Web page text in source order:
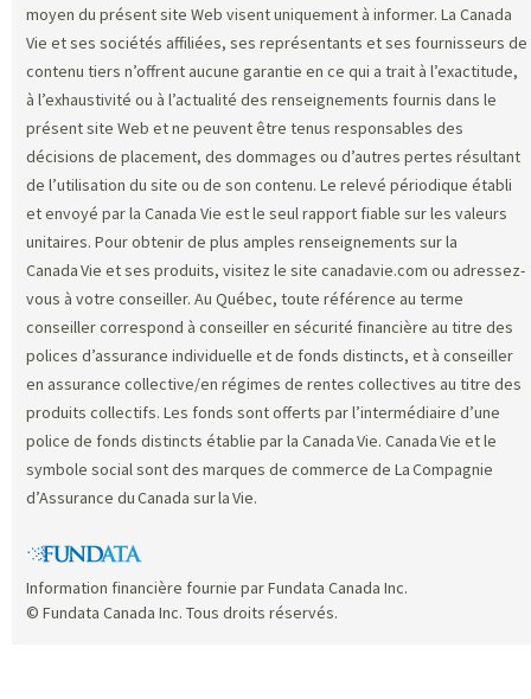
moyen du présent site Web visent uniquement à informer. La Canada
Vie et ses sociétés affiliées, ses représentants et ses fournisseurs de
contenu tiers n’offrent aucune garantie en ce qui a trait à l’exactitude,
à l’exhaustivité ou à l’actualité des renseignements fournis dans le
présent site Web et ne peuvent être tenus responsables des
décisions de placement, des dommages ou d’autres pertes résultant
de l’utilisation du site ou de son contenu. Le relevé périodique établi
et envoyé par la Canada Vie est le seul rapport fiable sur les valeurs
unitaires. Pour obtenir de plus amples renseignements sur la
Canada Vie et ses produits, visitez le site canadavie.com ou adressez-
vous à votre conseiller. Au Québec, toute référence au terme
conseiller correspond à conseiller en sécurité financière au titre des
polices d’assurance individuelle et de fonds distincts, et à conseiller
en assurance collective/en régimes de rentes collectives au titre des
produits collectifs. Les fonds sont offerts par l’intermédiaire d’une
police de fonds distincts établie par la Canada Vie. Canada Vie et le
symbole social sont des marques de commerce de La Compagnie
d’Assurance du Canada sur la Vie.
Information financière fournie par Fundata Canada Inc.
© Fundata Canada Inc. Tous droits réservés.